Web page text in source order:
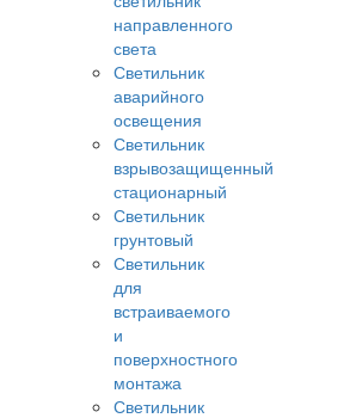
направленного
света
Светильник
аварийного
освещения
Светильник
взрывозащищенный
стационарный
Светильник
грунтовый
Светильник
для
встраиваемого
и
поверхностного
монтажа
Светильник